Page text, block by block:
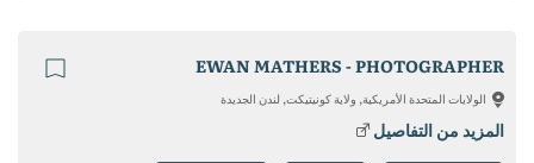
EWAN MATHERS - PHOTOGRAPHER
الولايات المتحدة الأمريكية, ولاية كونيتيكت, لندن الجديدة
المزيد من التفاصيل